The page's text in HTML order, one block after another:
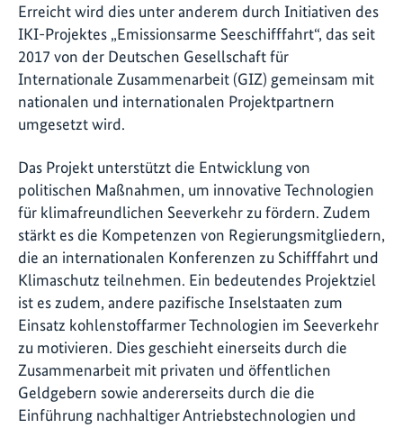
Erreicht wird dies unter anderem durch Initiativen des
IKI-Projektes „Emissionsarme Seeschifffahrt“, das seit
2017 von der Deutschen Gesellschaft für
Internationale Zusammenarbeit (GIZ) gemeinsam mit
nationalen und internationalen Projektpartnern
umgesetzt wird.
Das Projekt unterstützt die Entwicklung von
politischen Maßnahmen, um innovative Technologien
für klimafreundlichen Seeverkehr zu fördern. Zudem
stärkt es die Kompetenzen von Regierungsmitgliedern,
die an internationalen Konferenzen zu Schifffahrt und
Klimaschutz teilnehmen. Ein bedeutendes Projektziel
ist es zudem, andere pazifische Inselstaaten zum
Einsatz kohlenstoffarmer Technologien im Seeverkehr
zu motivieren. Dies geschieht einerseits durch die
Zusammenarbeit mit privaten und öffentlichen
Geldgebern sowie andererseits durch die die
Einführung nachhaltiger Antriebstechnologien und